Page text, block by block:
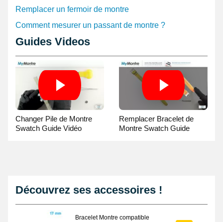
Remplacer un fermoir de montre
Comment mesurer un passant de montre ?
Guides Videos
Changer Pile de Montre
Swatch Guide Vidéo
Remplacer Bracelet de
Montre Swatch Guide
Découvrez ses accessoires !
Bracelet Montre compatible